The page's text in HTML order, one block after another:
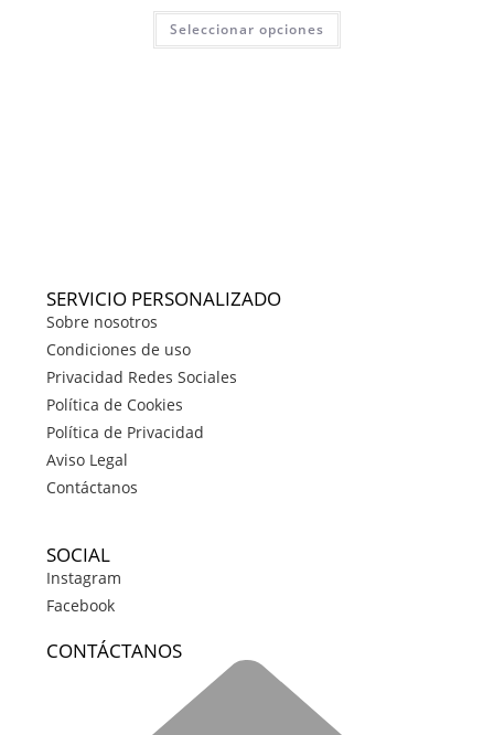
Seleccionar opciones
SERVICIO PERSONALIZADO
Sobre nosotros
Condiciones de uso
Privacidad Redes Sociales
Política de Cookies
Política de Privacidad
Aviso Legal
Contáctanos
SOCIAL
Instagram
Facebook
CONTÁCTANOS